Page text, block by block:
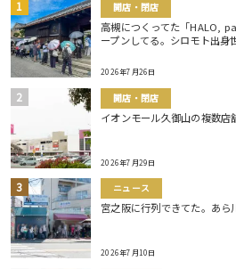
開店・閉店
高槻につくってた「HALO,
ープンしてる。シロモト出身
2026年7月26日
開店・閉店
イオンモール久御山の複数店
2026年7月29日
ニュース
宮之阪に行列できてた。あら
2026年7月10日